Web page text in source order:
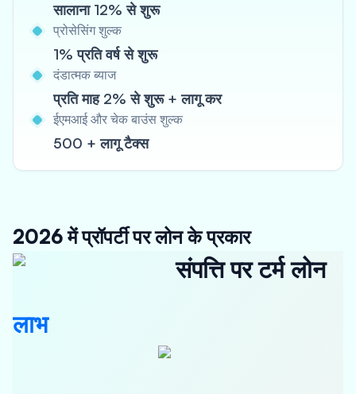
सालाना 12% से शुरू
प्रोसेसिंग शुल्क
1% प्रति वर्ष से शुरू
दंडात्मक ब्याज
प्रति माह 2% से शुरू + लागू कर
ईएमआई और चेक बाउंस शुल्क
500 + लागू टैक्स
2026 में प्रॉपर्टी पर लोन के प्रकार
संपत्ति पर टर्म लोन
लाभ